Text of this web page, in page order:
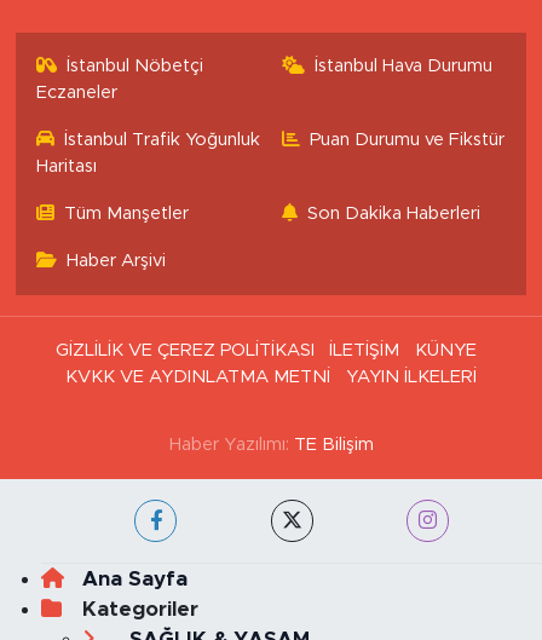
İstanbul Nöbetçi
Eczaneler
İstanbul Hava Durumu
İstanbul Trafik Yoğunluk
Haritası
Puan Durumu ve Fikstür
Tüm Manşetler Son Dakika Haberleri
Haber Arşivi
GİZLİLİK VE ÇEREZ POLİTİKASI İLETİŞİM
KÜNYE
KVKK VE AYDINLATMA METNİ
YAYIN İLKELERİ
Haber Yazılımı: TE Bilişim
Ana Sayfa
Kategoriler